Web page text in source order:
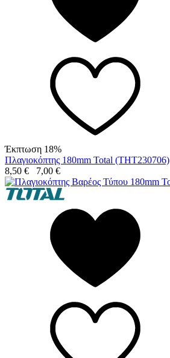
Έκπτωση 18%
Πλαγιοκόπτης 180mm Total (THT230706)
8,50 € 7,00 €